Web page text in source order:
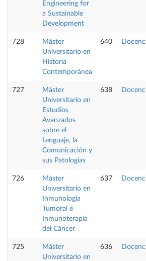
Engineering for
a Sustainable
Development
728
Máster
Universitario en
Historia
Contemporánea
640
727
Máster
Universitario en
Estudios
Avanzados
sobre el
Lenguaje, la
Comunicación y
sus Patologías
638
726
Máster
Universitario en
Inmunología
Tumoral e
Inmunoterapia
del Cáncer
637
725
Máster
Universitario en
636